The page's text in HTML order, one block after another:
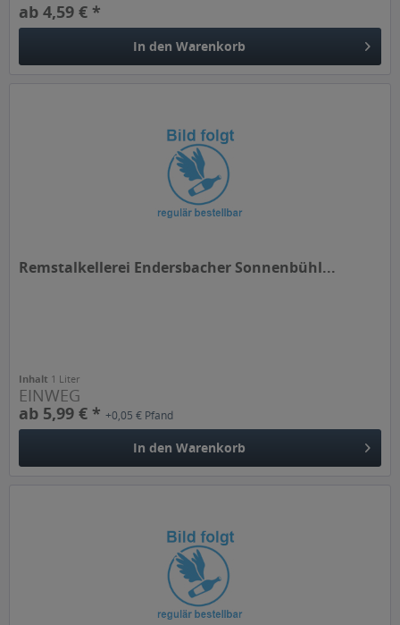
ab 4,59 € *
In den Warenkorb
Remstalkellerei Endersbacher Sonnenbühl...
Inhalt 1 Liter
EINWEG
ab 5,99 € *+0,05 € Pfand
In den Warenkorb